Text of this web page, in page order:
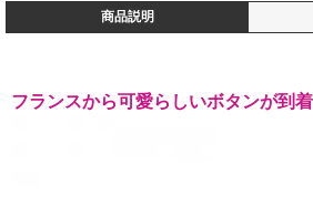
商品説明
フランスから可愛らしいボタンが到着